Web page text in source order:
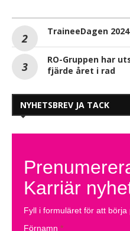
TraineeDagen
RO-Gruppen har
fjärde året i rad
NYHETSBREV JA TACK